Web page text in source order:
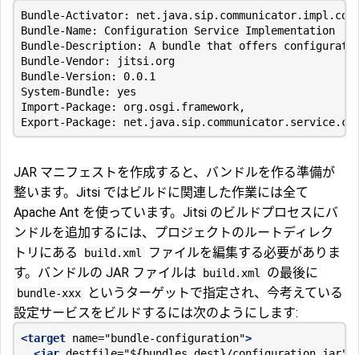
JAR マニフェストを作成すると、バンドルを作る準備が
整います。Jitsi ではビルドに関連した作業には全て
Apache Ant を使っています。Jitsi のビルドプロセスにバ
ンドルを追加するには、プロジェクトのルートディレク
トリにある
build.xml
ファイルを編集する必要がありま
す。バンドルの JAR ファイルは
build.xml の最後に
bundle-xxx
というターゲットで指定され、今考えている
設定サービスをビルドするには次のようにします:
<target name="bundle-configuration">